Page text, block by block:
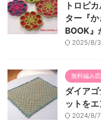
トロピ
ター『
BOOK』
2025/8/
無料編み図
ダイア
ットを
2024/8/7